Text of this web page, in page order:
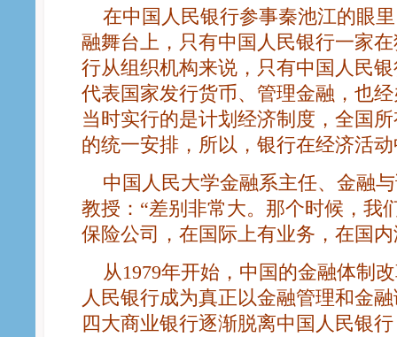
在中国人民银行参事秦池江的眼
融舞台上，只有中国人民银行一家
行从组织机构来说，只有中国人民
代表国家发行货币、管理金融，也
当时实行的是计划经济制度，全国
的统一安排，所以，银行在经济活
中国人民大学金融系主任、金融
教授：“差别非常大。那个时候，我
保险公司，在国际上有业务，在国
从1979年开始，中国的金融体制
人民银行成为真正以金融管理和金
四大商业银行逐渐脱离中国人民银